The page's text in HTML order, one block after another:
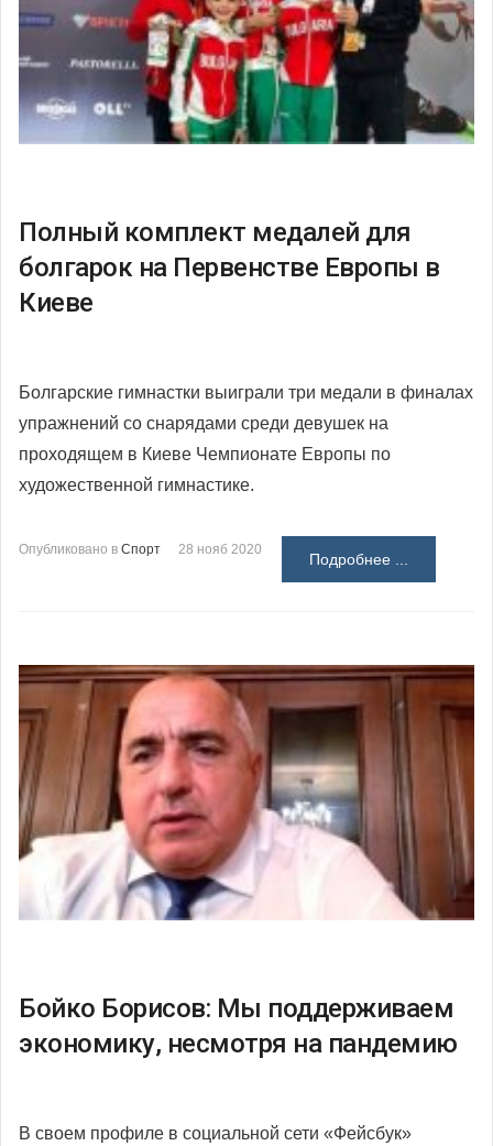
Полный комплект медалей для
болгарок на Первенстве Европы в
Киеве
Болгарские гимнастки выиграли три медали в финалах
упражнений со снарядами среди девушек на
проходящем в Киеве Чемпионате Европы по
художественной гимнастике.
Опубликовано в Спорт 28 нояб 2020
Подробнее ...
Бойко Борисов: Мы поддерживаем
экономику, несмотря на пандемию
В своем профиле в социальной сети «Фейсбук»